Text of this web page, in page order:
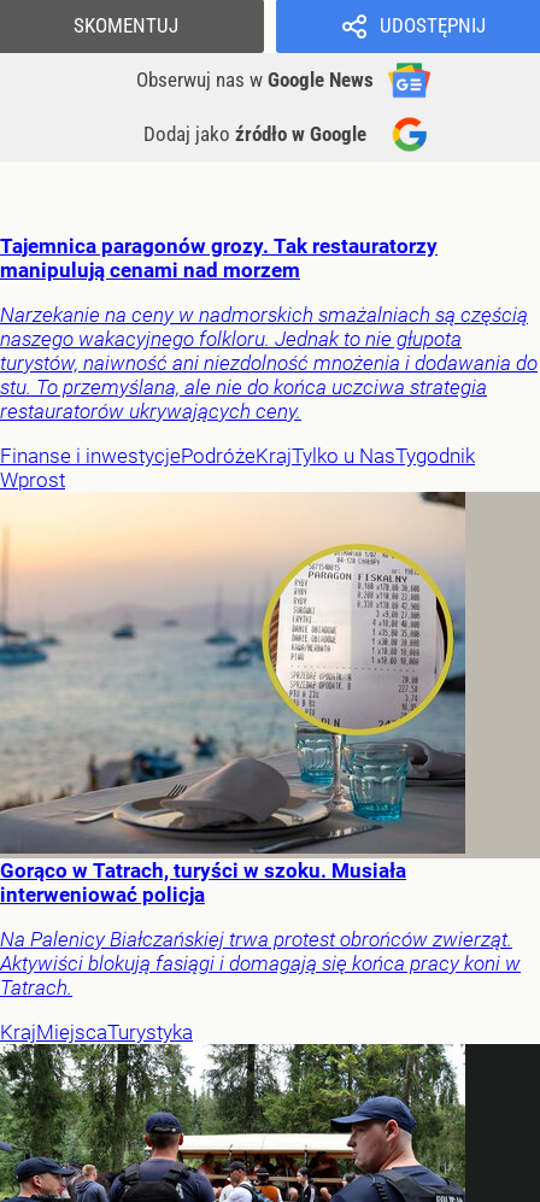
UDOSTĘPNIJ
Obserwuj nas w Google News
Dodaj jako źródło w Google
SKOMENTUJ
Tajemnica paragonów grozy. Tak restauratorzy
manipulują cenami nad morzem
Narzekanie na ceny w nadmorskich smażalniach są częścią
naszego wakacyjnego folkloru. Jednak to nie głupota
turystów, naiwność ani niezdolność mnożenia i dodawania do
stu. To przemyślana, ale nie do końca uczciwa strategia
restauratorów ukrywających ceny.
Finanse i inwestycjePodróżeKrajTylko u NasTygodnik
Wprost
Gorąco w Tatrach, turyści w szoku. Musiała
interweniować policja
Na Palenicy Białczańskiej trwa protest obrońców zwierząt.
Aktywiści blokują fasiągi i domagają się końca pracy koni w
Tatrach.
KrajMiejscaTurystyka